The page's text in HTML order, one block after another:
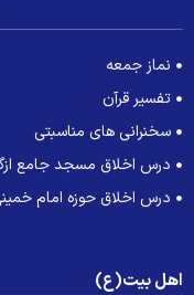
نماز جمعه
تفسیر قرآن
سخنرانی های مناسبتی
درس اخلاق مسجد جامع ازگل
درس اخلاق حوزه امام خمینی
بیت(ع)